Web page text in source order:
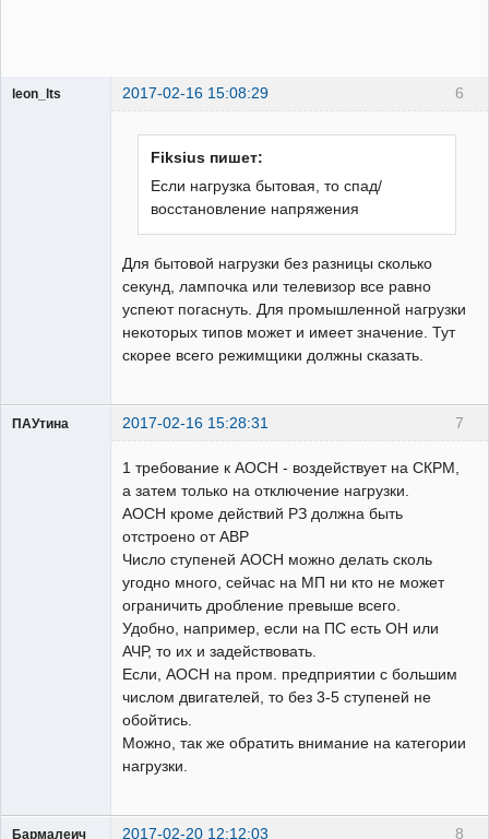
6
leon_lts 2017-02-16 15:08:29
Fiksius пишет:
Если нагрузка бытовая, то спад/
восстановление напряжения
Для бытовой нагрузки без разницы сколько
секунд, лампочка или телевизор все равно
успеют погаснуть. Для промышленной нагрузки
некоторых типов может и имеет значение. Тут
скорее всего режимщики должны сказать.
7
ПАУтина 2017-02-16 15:28:31
1 требование к АОСН - воздействует на СКРМ,
а затем только на отключение нагрузки.
АОСН кроме действий РЗ должна быть
отстроено от АВР
Число ступеней АОСН можно делать сколь
угодно много, сейчас на МП ни кто не может
ограничить дробление превыше всего.
Удобно, например, если на ПС есть ОН или
АЧР, то их и задействовать.
Если, АОСН на пром. предприятии с большим
числом двигателей, то без 3-5 ступеней не
обойтись.
Можно, так же обратить внимание на категории
нагрузки.
8
Бармалеич 2017-02-20 12:12:03